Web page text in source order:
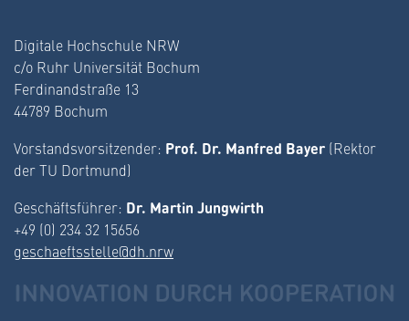
Digitale Hochschule NRW
c/o Ruhr Universität Bochum
Ferdinandstraße 13
44789 Bochum
Vorstandsvorsitzender: Prof. Dr. Manfred Bayer (Rektor
der TU Dortmund)
Geschäftsführer: Dr. Martin Jungwirth
+49 (0) 234 32 15656
geschaeftsstelle@dh.nrw